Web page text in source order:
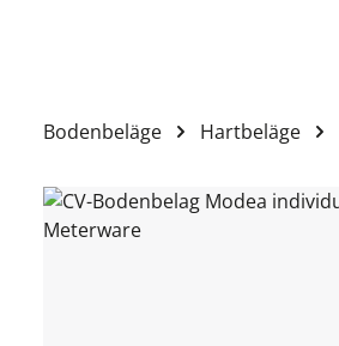
Bodenbeläge Hartbeläge
Bildergalerie überspringen